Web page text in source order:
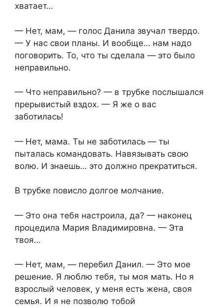
хватает…
— Нет, мам, — голос Данила звучал твердо.
— У нас свои планы. И вообще… нам надо
поговорить. То, что ты сделала — это было
неправильно.
— Что неправильно? — в трубке послышался
прерывистый вздох. — Я же о вас
заботилась!
— Нет, мама. Ты не заботилась — ты
пыталась командовать. Навязывать свою
волю. И знаешь… это должно прекратиться.
В трубке повисло долгое молчание.
— Это она тебя настроила, да? — наконец
процедила Мария Владимировна. — Эта
твоя…
— Нет, мам, — перебил Данил. — Это мое
решение. Я люблю тебя, ты моя мать. Но я
взрослый человек, у меня есть жена, своя
семья. И я не позволю тобой